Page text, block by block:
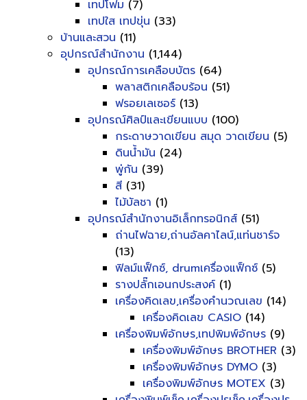
เทปโฟม (7)
เทปใส เทปขุ่น (33)
บ้านและสวน (11)
อุปกรณ์สำนักงาน (1,144)
อุปกรณ์การเคลือบบัตร (64)
พลาสติกเคลือบร้อน (51)
ฟรอยเลเซอร์ (13)
อุปกรณ์ศิลป์และเขียนแบบ (100)
กระดาษวาดเขียน สมุด วาดเขียน (5)
ดินน้ำมัน (24)
พู่กัน (39)
สี (31)
ไม้บัลชา (1)
อุปกรณ์สำนักงานอิเล็กทรอนิกส์ (51)
ถ่านไฟฉาย,ถ่านอัลคาไลน์,แท่นชาร์จ
(13)
ฟิลม์แฟ็กซ์, drumเครื่องแฟ็กซ์ (5)
รางปลั๊กเอนกประสงค์ (1)
เครื่องคิดเลข,เครื่องคำนวณเลข (14)
เครื่องคิดเลข CASIO (14)
เครื่องพิมพ์อักษร,เทปพิมพ์อักษร (9)
เครื่องพิมพ์อักษร BROTHER (3)
เครื่องพิมพ์อักษร DYMO (3)
เครื่องพิมพ์อักษร MOTEX (3)